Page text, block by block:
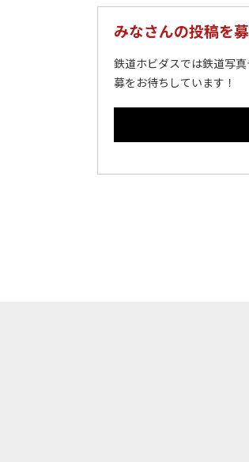
みなさんの投稿を
鉄道ホビダスでは鉄道写
募をお待ちしています！